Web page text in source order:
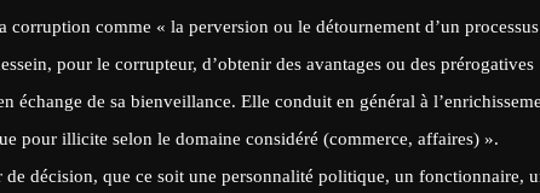
comme « la perversion ou le détournement d’un
pour le corrupteur, d’obtenir des avantages ou des prérogatives
de sa bienveillance. Elle conduit en général à
pour illicite selon le domaine considéré (commerce, affaires) ».
décision, que ce soit une personnalité politique, un fonctionnaire,